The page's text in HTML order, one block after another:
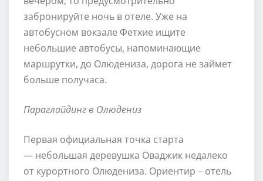
забронируйте ночь в отеле. Уже на
автобусном вокзале Фетхие ищите
небольшие автобусы, напоминающие
маршрутки, до Олюдениза, дорога не займет
больше получаса.
Параглайдинг в Олюдениз
Первая официальная точка старта
— небольшая деревушка Оваджик недалеко
от курортного Олюдениза. Ориентир – отель